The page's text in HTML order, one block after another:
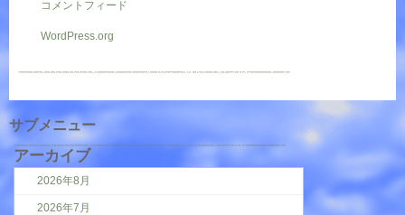
コメントフィード
WordPress.org
サブメニュー
アーカイブ
2026年8月
2026年7月